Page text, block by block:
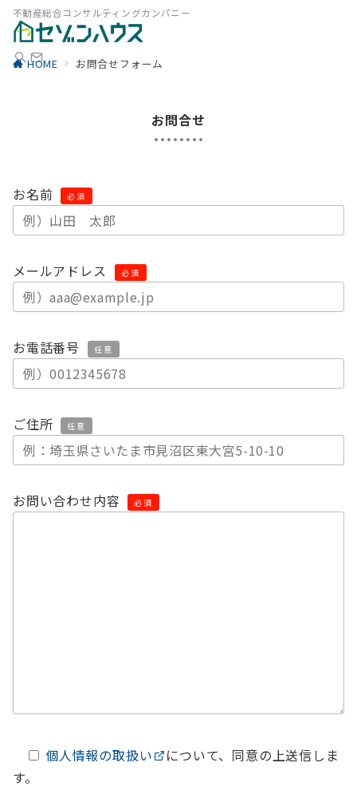
不動産総合コンサルティングカンパニー
HOME お問合せフォーム
お問合せ
お名前 必須
メールアドレス 必須
お電話番号 任意
ご住所 任意
お問い合わせ内容 必須
個人情報の取扱い
について、同意の上送信しま
す。